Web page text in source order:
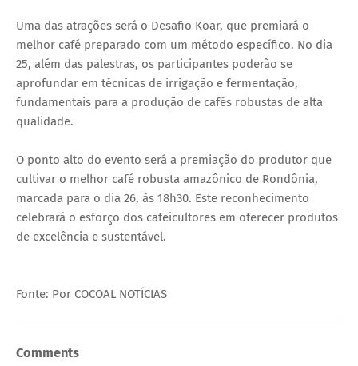
Uma das atrações será o Desafio Koar, que premiará o
melhor café preparado com um método específico. No dia
25, além das palestras, os participantes poderão se
aprofundar em técnicas de irrigação e fermentação,
fundamentais para a produção de cafés robustas de alta
qualidade.
O ponto alto do evento será a premiação do produtor que
cultivar o melhor café robusta amazônico de Rondônia,
marcada para o dia 26, às 18h30. Este reconhecimento
celebrará o esforço dos cafeicultores em oferecer produtos
de excelência e sustentável.
Fonte: Por COCOAL NOTÍCIAS
Comments